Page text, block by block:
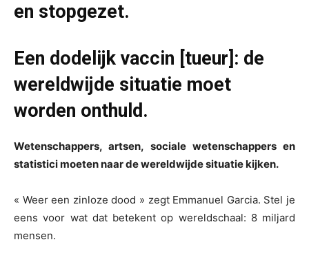
en stopgezet.
Een dodelijk vaccin [tueur]: de
wereldwijde situatie moet
worden onthuld.
Wetenschappers, artsen, sociale wetenschappers en
statistici moeten naar de wereldwijde situatie kijken.
« Weer een zinloze dood » zegt Emmanuel Garcia. Stel je
eens voor wat dat betekent op wereldschaal: 8 miljard
mensen.